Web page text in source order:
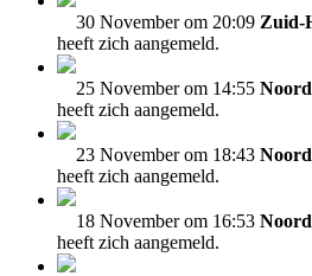
30 November om 20:09 Zuid-
heeft zich aangemeld.
25 November om 14:55
heeft zich aangemeld.
23 November om 18:43
heeft zich aangemeld.
18 November om 16:53
heeft zich aangemeld.